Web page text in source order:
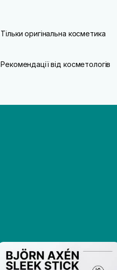
Тільки оригінальна косметика
Рекомендації від косметологів